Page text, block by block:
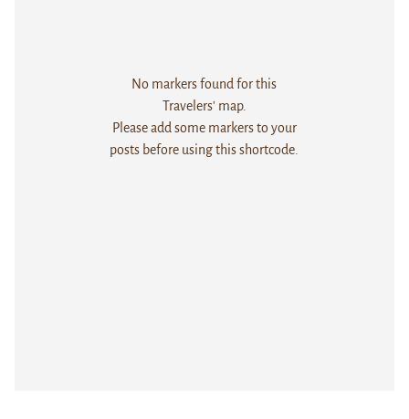
No markers found for this
Travelers' map.
Please add some markers to your
posts before using this shortcode.